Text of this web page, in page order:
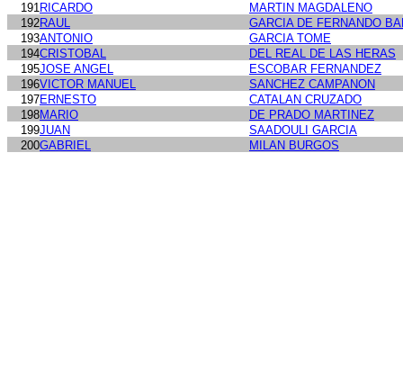
191RICARDO
MARTIN MAGDALENO
192RAUL
GARCIA DE FERNANDO
193ANTONIO
GARCIA TOME
194CRISTOBAL
DEL REAL DE LAS HERAS
195JOSE ANGEL
ESCOBAR FERNANDEZ
196VICTOR MANUEL
SANCHEZ CAMPANON
197ERNESTO
CATALAN CRUZADO
198MARIO
DE PRADO MARTINEZ
199JUAN
SAADOULI GARCIA
200GABRIEL MILAN BURGOS